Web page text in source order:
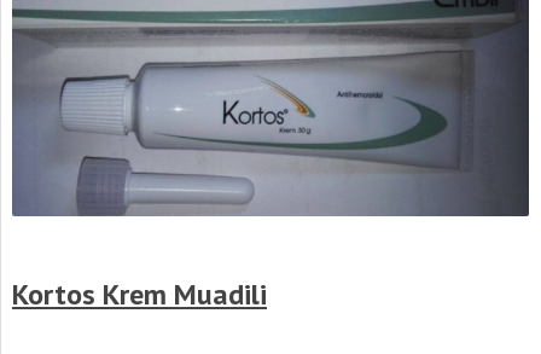
Kortos Krem Muadili